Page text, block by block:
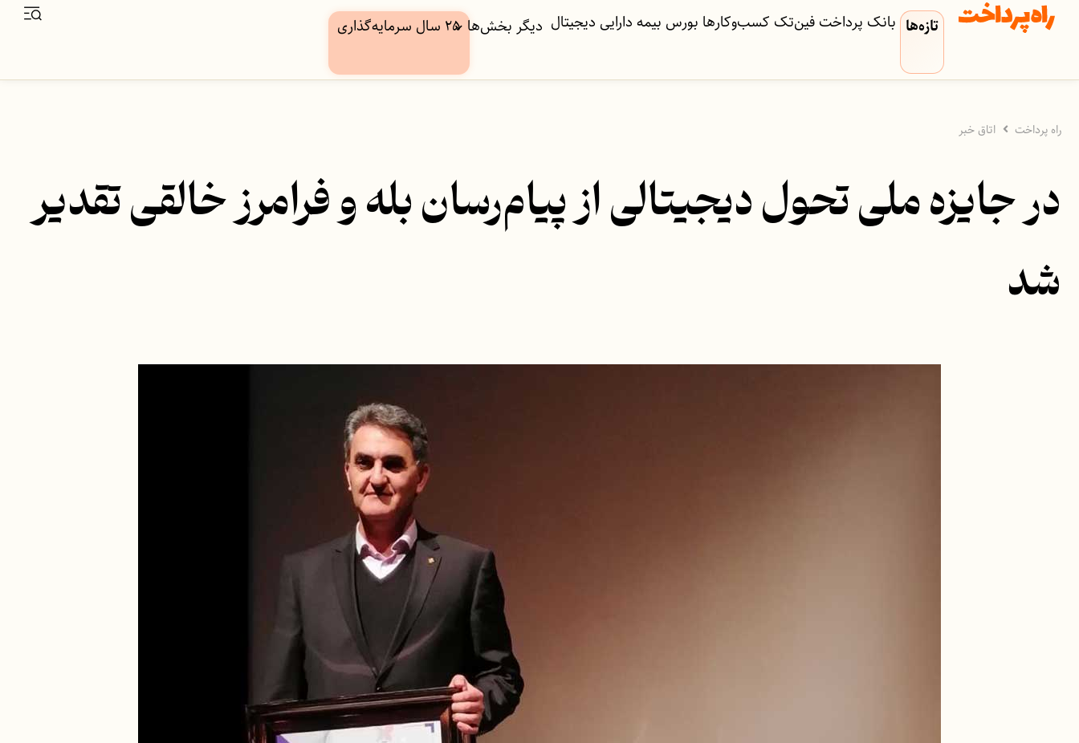
تازه‌ها بانک پرداختفین‌تک کسب‌وکار‌ها بورس بیمهدارایی دیجیتال دیگر بخش‌ها ۲۵ سال سرمایه‌گذاری
راه پرداخت اتاق خبر
در جایزه ملی تحول دیجیتالی از پیام‌رسان بله و فرامرز خالقی تقدیر
شد